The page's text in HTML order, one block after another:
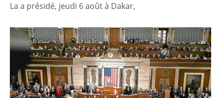
La a présidé, jeudi 6 août à Dakar,